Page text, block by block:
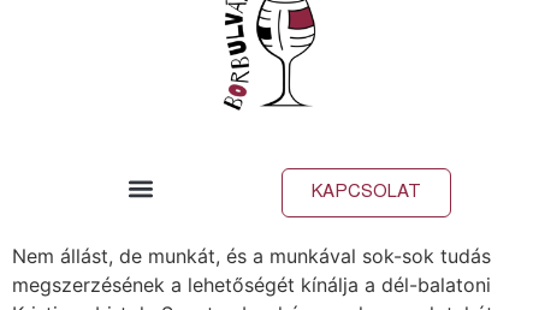
KAPCSOLAT
Nem állást, de munkát, és a munkával sok-sok tudás
megszerzésének a lehetőségét kínálja a dél-balatoni